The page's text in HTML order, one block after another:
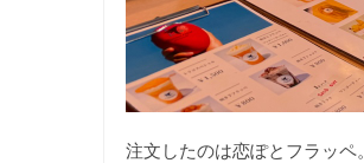
注文したのは恋ぽとフラッペ。